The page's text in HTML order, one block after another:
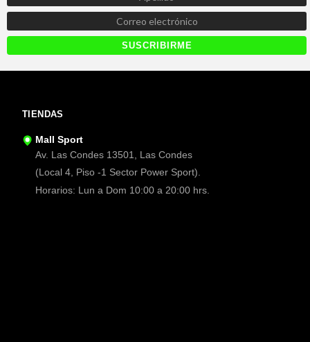
TIENDAS
Mall Sport
Av. Las Condes 13501, Las Condes
(Local 4, Piso -1 Sector Power Sport).
Horarios: Lun a Dom 10:00 a 20:00 hrs.